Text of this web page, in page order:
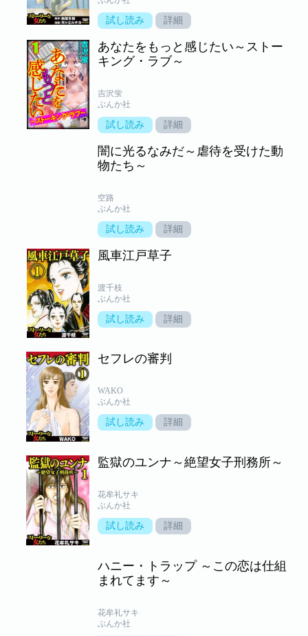
試し読み 詳細
あなたをもっと感じたい～ストー
キング・ラブ～
吉沢蛍
ぶんか社
試し読み 詳細
闇に光るなみだ～虐待を受けた動
物たち～
空路
ぶんか社
試し読み 詳細
風車江戸草子
渡千枝
ぶんか社
試し読み 詳細
セフレの審判
WAKO
ぶんか社
試し読み 詳細
監獄のユンナ～絶望女子刑務所～
花牟礼サキ
ぶんか社
試し読み 詳細
ハニー・トラップ ～この恋は仕組
まれてます～
花牟礼サキ
ぶんか社